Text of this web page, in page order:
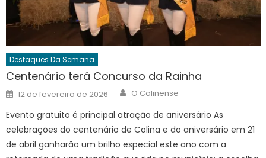
Destaques Da Semana
Centenário terá Concurso da Rainha
Posted
on
12 de fevereiro de 2026 Author
O Colinense
Evento gratuito é principal atração de aniversário As
celebrações do centenário de Colina e do aniversário em 21
de abril ganharão um brilho especial este ano com a